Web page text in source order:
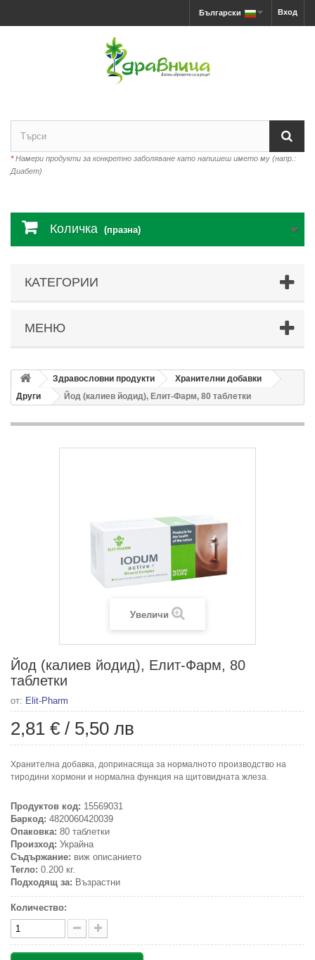
Вход
Български
*Намери продукти за конкретно заболяване като напишеш името му (напр.:
Диабет)
Количка (празна)
КАТЕГОРИИ
МЕНЮ
Здравословни продукти
Хранителни добавки
Други
Йод (калиев йодид), Елит-Фарм, 80 таблетки
Увеличи
Йод (калиев йодид), Елит-Фарм, 80
таблетки
от: Elit-Pharm
2,81 € / 5,50 лв
Хранителна добавка, допринасяща за нормалното производство на
тиродини хормони и нормална функция на щитовидната жлеза.
Продуктов код: 15569031
Баркод: 4820060420039
Опаковка: 80 таблетки
Произход: Украйна
Съдържание: виж описанието
Тегло: 0.200 кг.
Подходящ за: Възрастни
Количество: